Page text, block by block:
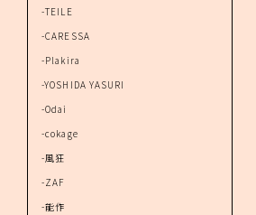
-TEILE
-CARESSA
-Plakira
-YOSHIDA YASURI
-Odai
-cokage
-風狂
-ZAF
-能作